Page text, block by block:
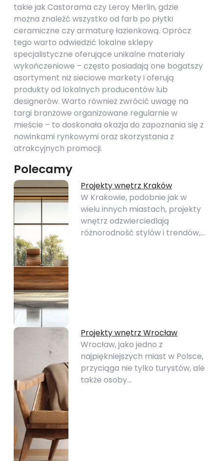
takie jak Castorama czy Leroy Merlin, gdzie
można znaleźć wszystko od farb po płytki
ceramiczne czy armaturę łazienkową. Oprócz
tego warto odwiedzić lokalne sklepy
specjalistyczne oferujące unikalne materiały
wykończeniowe – często posiadają one bogatszy
asortyment niż sieciowe markety i oferują
produkty od lokalnych producentów lub
designerów. Warto również zwrócić uwagę na
targi branżowe organizowane regularnie w
mieście – to doskonała okazja do zapoznania się z
nowinkami rynkowymi oraz skorzystania z
atrakcyjnych promocji.
Polecamy
Projekty wnętrz Kraków
W Krakowie, podobnie jak w
wielu innych miastach, projekty
wnętrz odzwierciedlają
różnorodność stylów i trendów,…
Projekty wnętrz Wrocław
Wrocław, jako jedno z
najpiękniejszych miast w Polsce,
przyciąga nie tylko turystów, ale
także osoby…